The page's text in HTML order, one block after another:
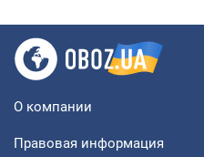
О компании
Правовая информация